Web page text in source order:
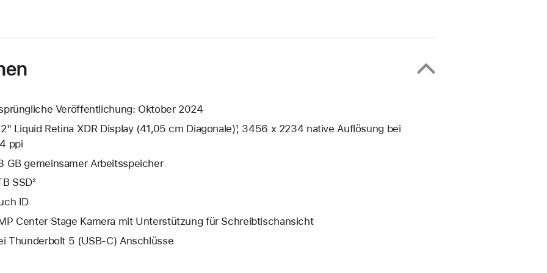
Veröffentlichung: Oktober 2024
Liquid Retina XDR Display (41,05 cm Diagonale)¹, 3456 x 2234 native Auflösung bei
ppi
GB gemeinsamer Arbeits­speicher
SSD²
ID
Center Stage Kamera mit Unterstützung für Schreibtischansicht
Thunderbolt 5 (USB‑C) Anschlüsse